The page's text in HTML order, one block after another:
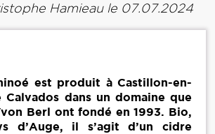
Hamieaule 07.07.2024
est produit à Castillon-en-
Calvados dans un domaine que
Berl ont fondé en 1993. Bio,
d’Auge, il s’agit d’un cidre